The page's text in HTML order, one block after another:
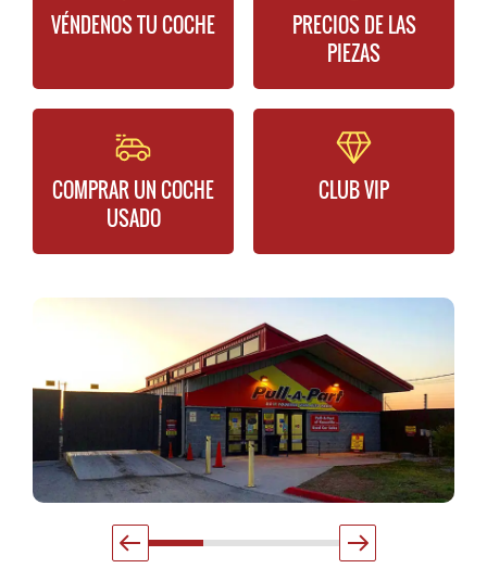
VÉNDENOS TU COCHE
PRECIOS DE LAS
PIEZAS
COMPRAR UN COCHE
USADO
CLUB VIP